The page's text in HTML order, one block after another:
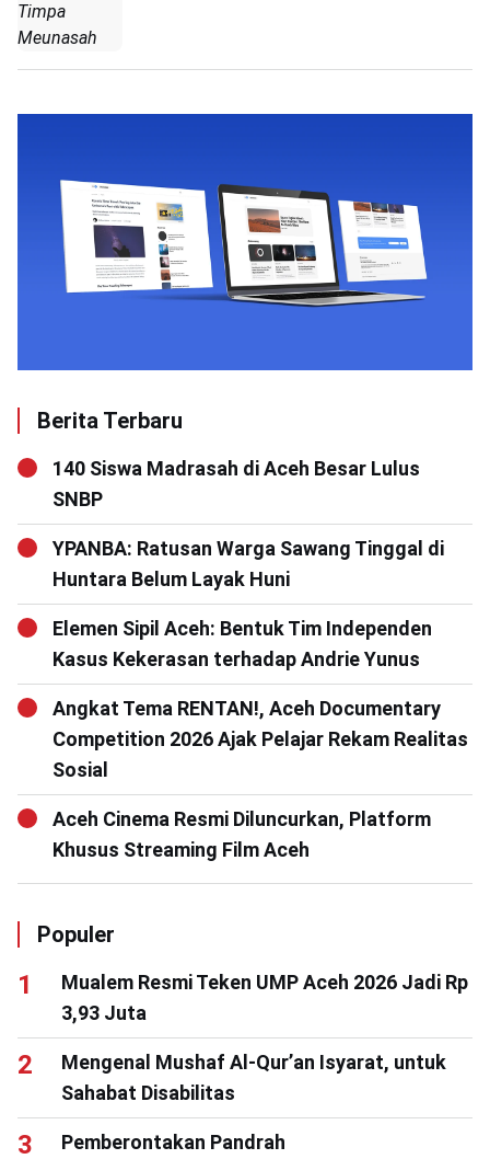
Timpa
Meunasah
Berita Terbaru
140 Siswa Madrasah di Aceh Besar Lulus
SNBP
YPANBA: Ratusan Warga Sawang Tinggal di
Huntara Belum Layak Huni
Elemen Sipil Aceh: Bentuk Tim Independen
Kasus Kekerasan terhadap Andrie Yunus
Angkat Tema RENTAN!, Aceh Documentary
Competition 2026 Ajak Pelajar Rekam Realitas
Sosial
Aceh Cinema Resmi Diluncurkan, Platform
Khusus Streaming Film Aceh
Populer
Mualem Resmi Teken UMP Aceh 2026 Jadi Rp
3,93 Juta
Mengenal Mushaf Al-Qur’an Isyarat, untuk
Sahabat Disabilitas
Pemberontakan Pandrah